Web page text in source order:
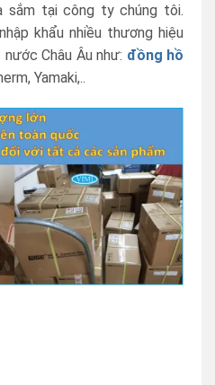
sắm tại công ty chúng tôi.
khẩu nhiều thương hiệu
Châu Âu như: đồng hồ
Yamaki,..